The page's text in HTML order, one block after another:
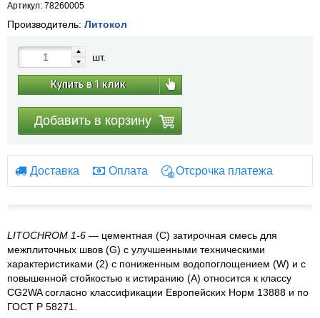
Артикул: 78260005
Производитель: Литокол
шт.
Купить в 1 клик
Добавить в корзину
Доставка Оплата Отсрочка платежа
LITOCHROM 1-6 — цементная (С) затирочная смесь для
межплиточных швов (G) с улучшенными техническими
характеристиками (2) с пониженным водопоглощением (W) и с
повышенной стойкостью к истиранию (A) относится к классу
CG2WA согласно классификации Европейских Норм 13888 и по
ГОСТ Р 58271.